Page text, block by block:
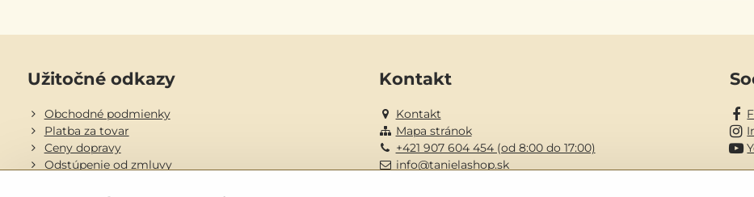
Užitočné odkazy
Obchodné podmienky
Platba za tovar
Ceny dopravy
Odstúpenie od zmluvy
Kontakt
Kontakt
Mapa stránok
+421 907 604 454 (od 8:00 do 17:00)
info@tanielashop.sk